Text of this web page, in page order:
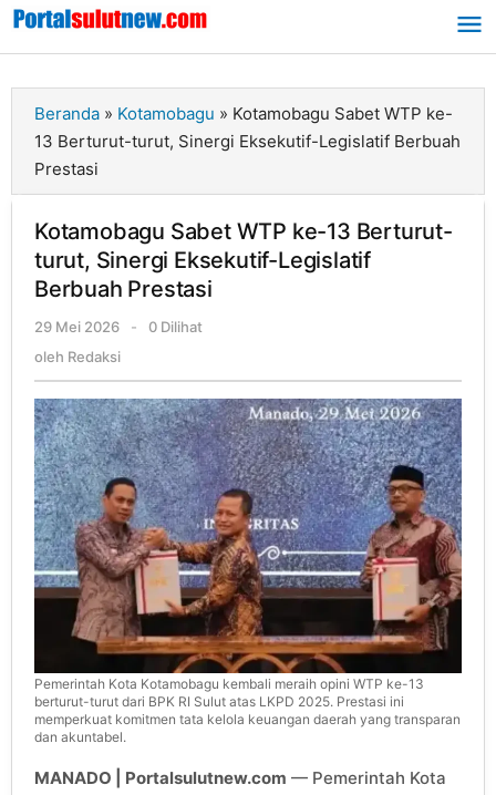
Lewati
Beranda » Kotamobagu » Kotamobagu Sabet WTP ke-
13 Berturut-turut, Sinergi Eksekutif-Legislatif Berbuah
Prestasi
Kotamobagu Sabet WTP ke-13 Berturut-
turut, Sinergi Eksekutif-Legislatif
Berbuah Prestasi
29 Mei 2026
oleh
-
0 Dilihat
oleh Redaksi
Pemerintah Kota Kotamobagu kembali meraih opini WTP ke-13
berturut-turut dari BPK RI Sulut atas LKPD 2025. Prestasi ini
memperkuat komitmen tata kelola keuangan daerah yang transparan
dan akuntabel.
MANADO | Portalsulutnew.com — Pemerintah Kota